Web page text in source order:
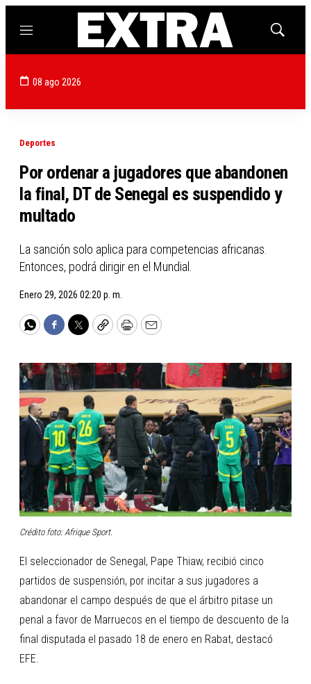
Menú
Mostrar
08 ago 2026
Deportes
Por ordenar a jugadores que abandonen
la final, DT de Senegal es suspendido y
multado
La sanción solo aplica para competencias africanas.
Entonces, podrá dirigir en el Mundial.
Enero 29, 2026 02:20 p. m.
WhatsApp
Facebook
TwitterCopyPrintEmail
Crédito foto: Afrique Sport.
El seleccionador de Senegal, Pape Thiaw, recibió cinco
partidos de suspensión, por incitar a sus jugadores a
abandonar el campo después de que el árbitro pitase un
penal a favor de Marruecos en el tiempo de descuento de la
final disputada el pasado 18 de enero en Rabat, destacó
EFE.